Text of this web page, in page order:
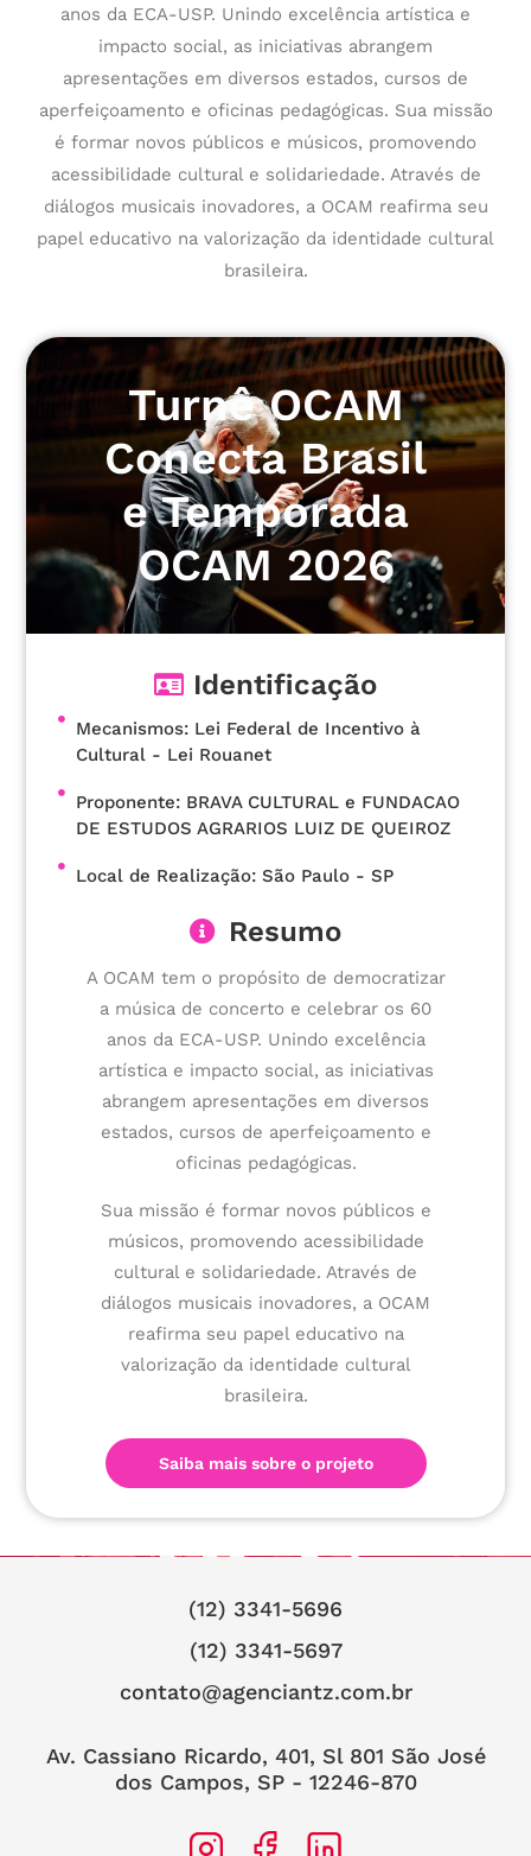
anos da ECA-USP. Unindo excelência artística e
impacto social, as iniciativas abrangem
apresentações em diversos estados, cursos de
aperfeiçoamento e oficinas pedagógicas. Sua missão
é formar novos públicos e músicos, promovendo
acessibilidade cultural e solidariedade. Através de
diálogos musicais inovadores, a OCAM reafirma seu
papel educativo na valorização da identidade cultural
brasileira.
Turnê OCAM
Conecta Brasil
e Temporada
OCAM 2026
Identificação
Mecanismos: Lei Federal de Incentivo à
Cultural - Lei Rouanet
Proponente: BRAVA CULTURAL e FUNDACAO
DE ESTUDOS AGRARIOS LUIZ DE QUEIROZ
Local de Realização: São Paulo - SP
Resumo
A OCAM tem o propósito de democratizar
a música de concerto e celebrar os 60
anos da ECA-USP. Unindo excelência
artística e impacto social, as iniciativas
abrangem apresentações em diversos
estados, cursos de aperfeiçoamento e
oficinas pedagógicas.
Sua missão é formar novos públicos e
músicos, promovendo acessibilidade
cultural e solidariedade. Através de
diálogos musicais inovadores, a OCAM
reafirma seu papel educativo na
valorização da identidade cultural
brasileira.
Saiba mais sobre o projeto
(12) 3341-5696
(12) 3341-5697
contato@agenciantz.com.br
Av. Cassiano Ricardo, 401, Sl 801 São José
dos Campos, SP - 12246-870